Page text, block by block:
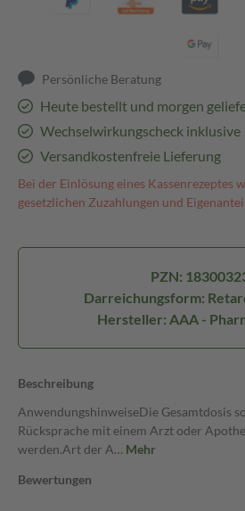
Persönliche Beratung
Heute bestellt und morgen
Wechselwirkungscheck inklusive
Versandkostenfreie Lieferung
Bei der Einlösung eines Kassenrezeptes
gesetzlichen Zuzahlungen und
PZN:
Darreichungsform:
Hersteller: AAA -
Beschreibung
AnwendungshinweiseDie Gesamtdosis
Rücksprache mit einem Arzt oder
werden.Art der A… Mehr
Bewertungen